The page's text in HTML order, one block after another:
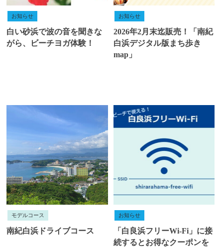
お知らせ
白い砂浜で波の音を聞きな
がら、ビーチヨガ体験！
お知らせ
2026年2月末迄販売！「南紀
白浜デジタル版まち歩き
map」
モデルコース
南紀白浜ドライブコース
お知らせ
「白良浜フリーWi-Fi」に接
続するとお得なクーポンを